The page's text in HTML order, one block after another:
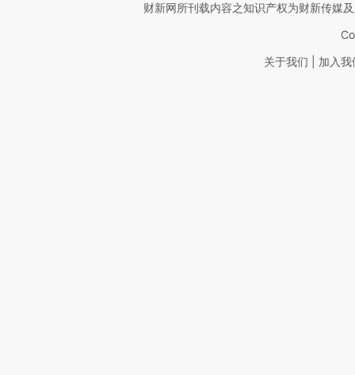
财新网所刊载内容之知识产权为财新传媒
关于我们 加入我